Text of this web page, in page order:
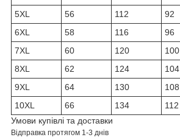
5XL
56 112 92
6XL
58 116 96
7XL
60 120 100
8XL
62 124 104
9XL
64 130 108
10XL
66 134 112
Умови купівлі та доставки
Відправка протягом 1-3 днів